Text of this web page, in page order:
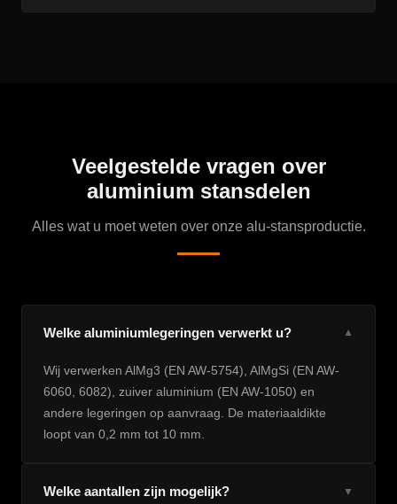
Veelgestelde vragen over
aluminium stansdelen
Alles wat u moet weten over onze alu-stansproductie.
Welke aluminiumlegeringen verwerkt u? ▼
Wij verwerken AlMg3 (EN AW-5754), AlMgSi (EN AW-
6060, 6082), zuiver aluminium (EN AW-1050) en
andere legeringen op aanvraag. De materiaaldikte
loopt van 0,2 mm tot 10 mm.
Welke aantallen zijn mogelijk? ▼